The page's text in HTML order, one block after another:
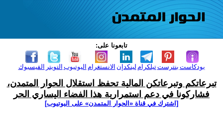
تابعونا على:
الفيسبوك التويتر اليوتيوب الانستغرام لينكدإن تيلكرامبنترست بودكاست
تبرعاتكم وتبرعاتكن المالية تحفظ استقلال الحوار المتمدن،
فشاركونا في دعم استمرارية هذا الفضاء اليساري الحر
[اشترك في قناة ‫«الحوار المتمدن» على اليوتيوب]